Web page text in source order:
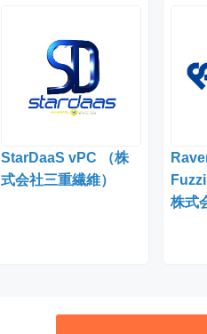
StarDaaS vPC （株
式会社三重繊維）
株式